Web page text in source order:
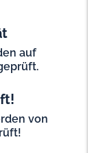
auf
von